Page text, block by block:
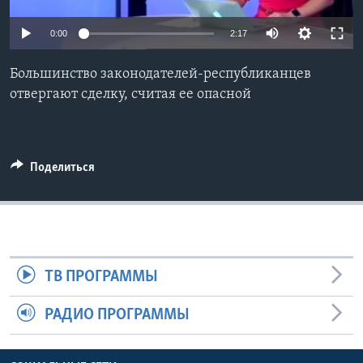
Learning English
СОЦИАЛЬНЫЕ СЕТИ
0:00 2:17
Большинство законодателей-республиканцев
отвергают сделку, считая ее опасной
Поделиться
ТВ ПРОГРАММЫ
РАДИО ПРОГРАММЫ